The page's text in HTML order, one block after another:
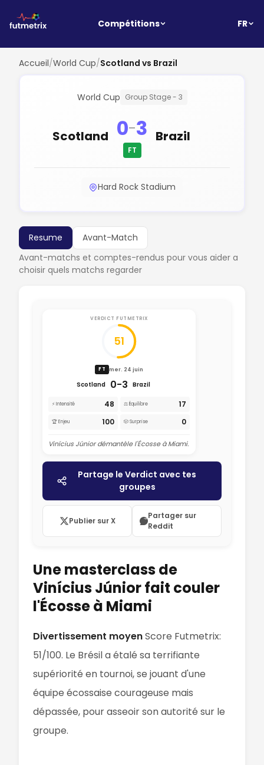
Compétitions FR
Accueil/World Cup/Scotland vs Brazil
World Cup Group Stage - 3
Scotland 0-3
FT
Brazil
Hard Rock Stadium
Resume
Avant-Match
Avant-matchs et comptes-rendus pour vous aider a
choisir quels matchs regarder
VERDICT FUTMETRIX
51
FT mer. 24 juin
Scotland 0-3 Brazil
⚡ Intensité 48 ⚖️ Équilibre 17
🏆 Enjeu 100 🎲 Surprise 0
Vinícius Júnior démantèle l'Écosse à Miami.
Partage le Verdict avec tes
groupes
Publier sur X
Partager sur
Reddit
Une masterclass de
Vinícius Júnior fait couler
l'Écosse à Miami
Divertissement moyenScore Futmetrix:
51/100. Le Brésil a étalé sa terrifiante
supériorité en tournoi, se jouant d'une
équipe écossaise courageuse mais
dépassée, pour asseoir son autorité sur le
groupe.